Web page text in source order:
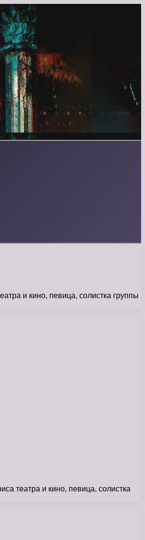
и кино, певица, солистка группы
театра и кино, певица, солистка